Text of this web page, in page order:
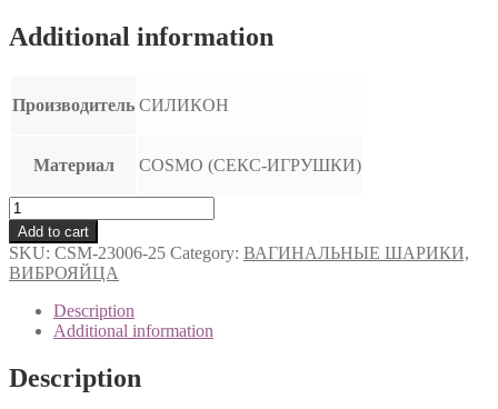
Additional information
Производитель СИЛИКОН
Материал COSMO (СЕКС-ИГРУШКИ)
ШАРИКИ
ВАГИНАЛЬНЫЕ
D
30
мм,
цвет
розовый
арт.
CSM-
Add to cart
SKU: CSM-23006-25 Category: ВАГИНАЛЬНЫЕ ШАРИКИ,
ВИБРОЯЙЦА
Description
Additional information
Description